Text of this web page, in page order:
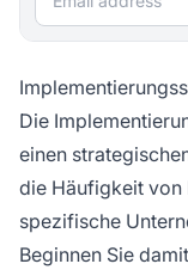
Die
einen
die Häufigkeit von
spezifische
Beginnen Sie